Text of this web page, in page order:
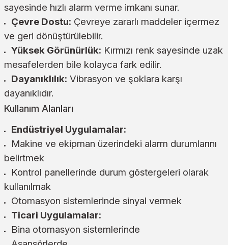
sayesinde hızlı alarm verme imkanı sunar.
Çevre Dostu: Çevreye zararlı maddeler içermez
ve geri dönüştürülebilir.
Yüksek Görünürlük: Kırmızı renk sayesinde uzak
mesafelerden bile kolayca fark edilir.
Dayanıklılık: Vibrasyon ve şoklara karşı
dayanıklıdır.
Kullanım Alanları
Endüstriyel Uygulamalar:
Makine ve ekipman üzerindeki alarm durumlarını
belirtmek
Kontrol panellerinde durum göstergeleri olarak
kullanılmak
Otomasyon sistemlerinde sinyal vermek
Ticari Uygulamalar:
Bina otomasyon sistemlerinde